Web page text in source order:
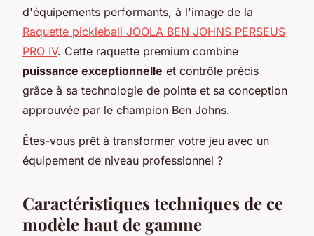
d'équipements performants, à l'image de la
Raquette pickleball JOOLA BEN JOHNS PERSEUS
PRO IV. Cette raquette premium combine
puissance exceptionnelle et contrôle précis
grâce à sa technologie de pointe et sa conception
approuvée par le champion Ben Johns.
Êtes-vous prêt à transformer votre jeu avec un
équipement de niveau professionnel ?
Caractéristiques techniques de ce
modèle haut de gamme